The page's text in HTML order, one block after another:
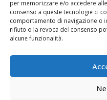
per memorizzare e/o accedere
consenso a queste tecnologie ci
comportamento di navigazione o
rifiuto o la revoca del consenso
alcune funzionalità.
ULTIMI POST SUL NOSTRO BLOG
Nueva versión ISP Gestión
Nueva versión ISP Gestión 6.0
Nuova versione ISP